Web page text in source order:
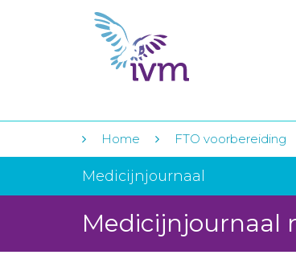
Home FTO voorbereiding
Medicijnjournaal
Medicijnjournaal